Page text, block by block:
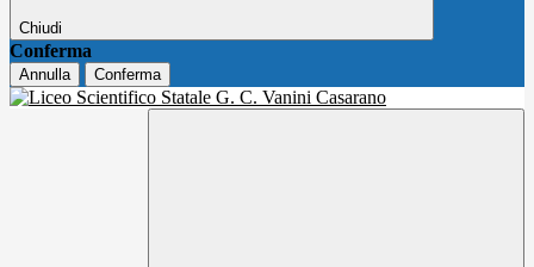
Chiudi
Conferma
Annulla Conferma